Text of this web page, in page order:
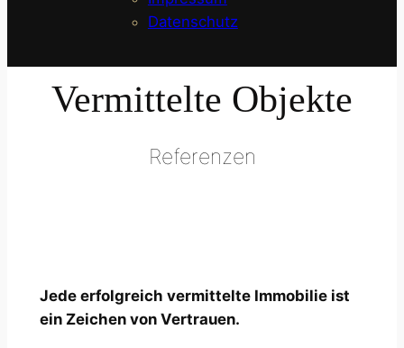
Datenschutz
Vermittelte Objekte
Referenzen
Jede erfolgreich vermittelte Immobilie ist
ein Zeichen von Vertrauen.